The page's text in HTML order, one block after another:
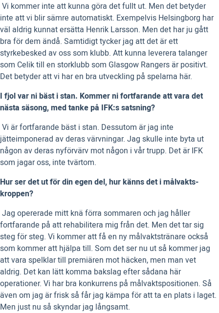
 Vi kommer inte att kunna göra det fullt ut. Men det betyder
inte att vi blir sämre automatiskt. Exempelvis Helsingborg har
väl aldrig kunnat ersätta Henrik Larsson. Men det har ju gått
bra för dem ändå. Samtidigt tycker jag att det är ett
styrkebesked av oss som klubb. Att kunna leverera talanger
som Celik till en storklubb som Glasgow Rangers är positivt.
Det betyder att vi har en bra utveckling på spelarna här.
I fjol var ni bäst i stan. Kommer ni fortfarande att vara det
nästa säsong, med tanke på IFK:s satsning?
 Vi är fortfarande bäst i stan. Dessutom är jag inte
jätteimponerad av deras värvningar. Jag skulle inte byta ut
någon av deras nyförvärv mot någon i vår trupp. Det är IFK
som jagar oss, inte tvärtom.
Hur ser det ut för din egen del, hur känns det i målvakts-
kroppen?
 Jag opererade mitt knä förra sommaren och jag håller
fortfarande på att rehabilitera mig från det. Men det tar sig
steg för steg. Vi kommer att få en ny målvaktstränare också
som kommer att hjälpa till. Som det ser nu ut så kommer jag
att vara spelklar till premiären mot häcken, men man vet
aldrig. Det kan lätt komma bakslag efter sådana här
operationer. Vi har bra konkurrens på målvaktspositionen. Så
även om jag är frisk så får jag kämpa för att ta en plats i laget.
Men just nu så skyndar jag långsamt.